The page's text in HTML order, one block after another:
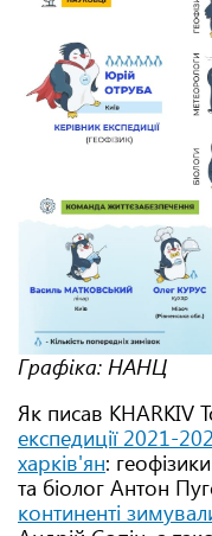
Графіка: НАНЦ
Як писав KHARKIV
експедиції 2021-
харків'ян:
та біолог Антон
континенті